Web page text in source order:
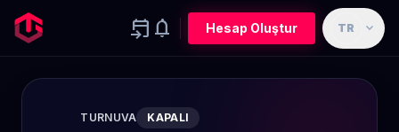
event_upcoming notifications Hesap Oluştur TR expand_more
TURNUVA KAPALI